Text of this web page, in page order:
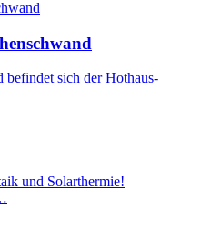
befindet sich der Hothaus-
und Solarthermie!